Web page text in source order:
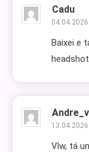
Cadu
Baixei e
Vlw, tá